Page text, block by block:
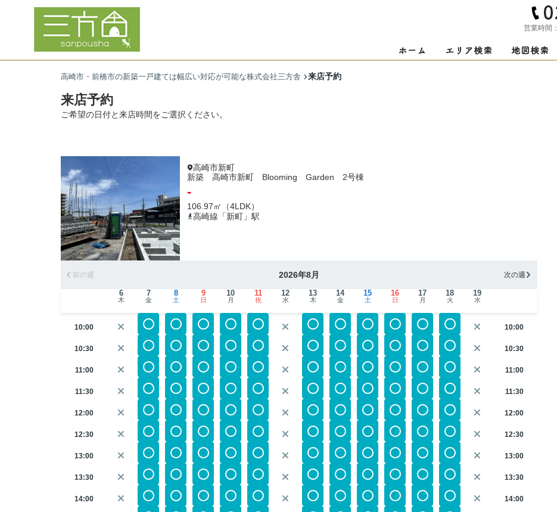
営業時間：
高崎市・前橋市の新築一戸建ては幅広い対応が可能な株式会社三方舎 来店予約
来店予約
ご希望の日付と来店時間をご選択ください。
高崎市新町
新築 高崎市新町 Blooming Garden 2号棟
-
106.97㎡（4LDK）
高崎線「新町」駅
前の週 2026年8月 次の週
6
木
7
金
8
土
9
日
10
月
11
祝
12
水
13
木
14
金
15
土
16
日
17
月
18
火
19
水
10:00 10:00
10:30 10:30
11:00 11:00
11:30 11:30
12:00 12:00
12:30 12:30
13:00 13:00
13:30 13:30
14:00 14:00